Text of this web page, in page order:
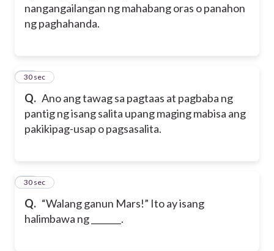
nangangailangan ng mahabang oras o panahon
ng paghahanda.
Q. Ano ang tawag sa pagtaas at pagbaba ng
pantig ng isang salita upang maging mabisa ang
pakikipag-usap o pagsasalita.
58
30 sec
Q. “Walang ganun Mars!” Ito ay isang
halimbawa ng _______.
59
30 sec